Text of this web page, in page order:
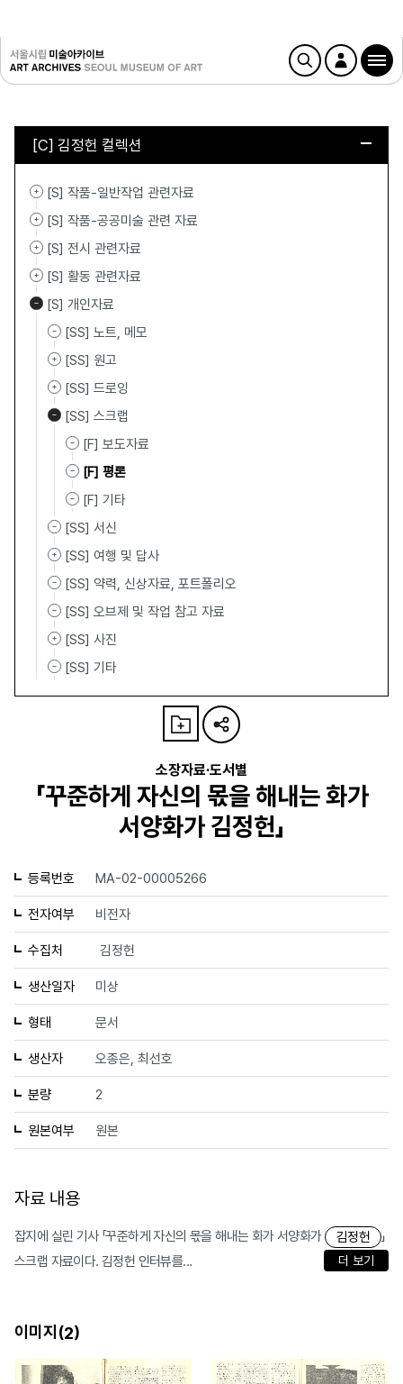
[C] 김정헌 컬렉션
[S] 작품-일반작업 관련자료
[S] 작품-공공미술 관련 자료
[S] 전시 관련자료
[S] 활동 관련자료
[S] 개인자료
[SS] 노트, 메모
[SS] 원고
[SS] 드로잉
[SS] 스크랩
[F] 보도자료
[F] 평론
[F] 기타
[SS] 서신
[SS] 여행 및 답사
[SS] 약력, 신상자료, 포트폴리오
[SS] 오브제 및 작업 참고 자료
[SS] 사진
[SS] 기타
소장자료·도서별
「꾸준하게 자신의 몫을 해내는 화가
서양화가 김정헌」
등록번호 MA-02-00005266
전자여부 비전자
수집처 김정헌
생산일자 미상
형태 문서
생산자 오종은, 최선호
분량 2
원본여부 원본
자료 내용
잡지에 실린 기사 「꾸준하게 자신의 몫을 해내는 화가 서양화가 김정헌
」
스크랩 자료이다. 김정헌 인터뷰를...
더 보기
이미지(2)